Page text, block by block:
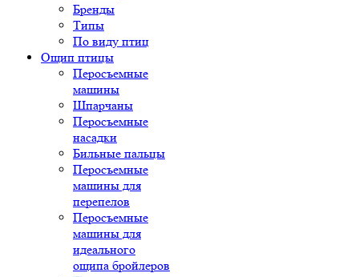
Бренды
Типы
По виду птиц
Ощип птицы
Перосъемные
машины
Шпарчаны
Перосъемные
насадки
Бильные пальцы
Перосъемные
машины для
перепелов
Перосъемные
машины для
идеального
ощипа бройлеров